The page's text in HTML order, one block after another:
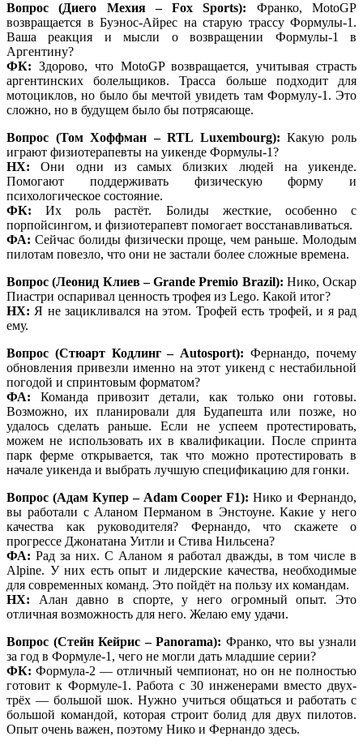
Вопрос (Диего Мехия – Fox Sports): Франко, MotoGP
возвращается в Буэнос-Айрес на старую трассу Формулы-1.
Ваша реакция и мысли о возвращении Формулы-1 в
Аргентину?
ФК: Здорово, что MotoGP возвращается, учитывая страсть
аргентинских болельщиков. Трасса больше подходит для
мотоциклов, но было бы мечтой увидеть там Формулу-1. Это
сложно, но в будущем было бы потрясающе.
Вопрос (Том Хоффман – RTL Luxembourg): Какую роль
играют физиотерапевты на уикенде Формулы-1?
НХ: Они одни из самых близких людей на уикенде.
Помогают поддерживать физическую форму и
психологическое состояние.
ФК: Их роль растёт. Болиды жесткие, особенно с
порпойсингом, и физиотерапевт помогает восстанавливаться.
ФА: Сейчас болиды физически проще, чем раньше. Молодым
пилотам повезло, что они не застали более сложные времена.
Вопрос (Леонид Клиев – Grande Premio Brazil): Нико, Оскар
Пиастри оспаривал ценность трофея из Lego. Какой итог?
НХ: Я не зацикливался на этом. Трофей есть трофей, и я рад
ему.
Вопрос (Стюарт Кодлинг – Autosport): Фернандо, почему
обновления привезли именно на этот уикенд с нестабильной
погодой и спринтовым форматом?
ФА: Команда привозит детали, как только они готовы.
Возможно, их планировали для Будапешта или позже, но
удалось сделать раньше. Если не успеем протестировать,
можем не использовать их в квалификации. После спринта
парк ферме открывается, так что можно протестировать в
начале уикенда и выбрать лучшую спецификацию для гонки.
Вопрос (Адам Купер – Adam Cooper F1): Нико и Фернандо,
вы работали с Аланом Перманом в Энстоуне. Какие у него
качества как руководителя? Фернандо, что скажете о
прогрессе Джонатана Уитли и Стива Нильсена?
ФА: Рад за них. С Аланом я работал дважды, в том числе в
Alpine. У них есть опыт и лидерские качества, необходимые
для современных команд. Это пойдёт на пользу их командам.
НХ: Алан давно в спорте, у него огромный опыт. Это
отличная возможность для него. Желаю ему удачи.
Вопрос (Стейн Кейрис – Panorama): Франко, что вы узнали
за год в Формуле-1, чего не могли дать младшие серии?
ФК: Формула-2 — отличный чемпионат, но он не полностью
готовит к Формуле-1. Работа с 30 инженерами вместо двух-
трёх — большой шок. Нужно учиться общаться и работать с
большой командой, которая строит болид для двух пилотов.
Опыт очень важен, поэтому Нико и Фернандо здесь.